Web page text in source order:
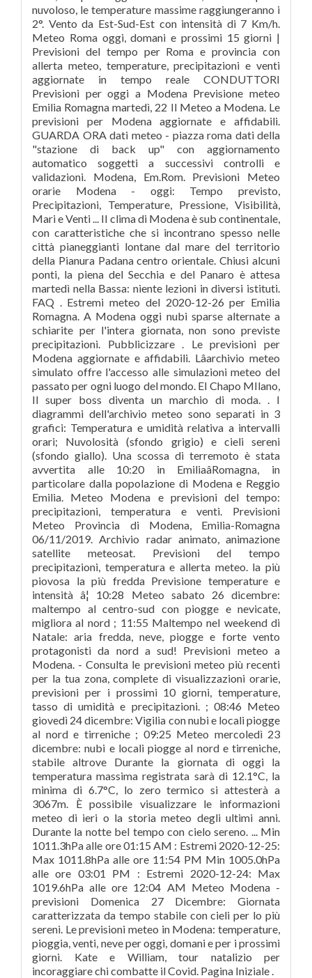
nuvoloso, le temperature massime raggiungeranno i
2°. Vento da Est-Sud-Est con intensità di 7 Km/h.
Meteo Roma oggi, domani e prossimi 15 giorni |
Previsioni del tempo per Roma e provincia con
allerta meteo, temperature, precipitazioni e venti
aggiornate in tempo reale CONDUTTORI
Previsioni per oggi a Modena Previsione meteo
Emilia Romagna martedì, 22 Il Meteo a Modena. Le
previsioni per Modena aggiornate e affidabili.
GUARDA ORA dati meteo - piazza roma dati della
"stazione di back up" con aggiornamento
automatico soggetti a successivi controlli e
validazioni. Modena, Em.Rom. Previsioni Meteo
orarie Modena - oggi: Tempo previsto,
Precipitazioni, Temperature, Pressione, Visibilità,
Mari e Venti ... Il clima di Modena è sub continentale,
con caratteristiche che si incontrano spesso nelle
città pianeggianti lontane dal mare del territorio
della Pianura Padana centro orientale. Chiusi alcuni
ponti, la piena del Secchia e del Panaro è attesa
martedì nella Bassa: niente lezioni in diversi istituti.
FAQ . Estremi meteo del 2020-12-26 per Emilia
Romagna. A Modena oggi nubi sparse alternate a
schiarite per l'intera giornata, non sono previste
precipitazioni. Pubblicizzare . Le previsioni per
Modena aggiornate e affidabili. Lâarchivio meteo
simulato offre l'accesso alle simulazioni meteo del
passato per ogni luogo del mondo. El Chapo MIlano,
Il super boss diventa un marchio di moda. . I
diagrammi dell'archivio meteo sono separati in 3
grafici: Temperatura e umidità relativa a intervalli
orari; Nuvolosità (sfondo grigio) e cieli sereni
(sfondo giallo). Una scossa di terremoto è stata
avvertita alle 10:20 in EmiliaâRomagna, in
particolare dalla popolazione di Modena e Reggio
Emilia. Meteo Modena e previsioni del tempo:
precipitazioni, temperatura e venti. Previsioni
Meteo Provincia di Modena, Emilia-Romagna
06/11/2019. Archivio radar animato, animazione
satellite meteosat. Previsioni del tempo
precipitazioni, temperatura e allerta meteo. la più
piovosa la più fredda Previsione temperature e
intensità â¦ 10:28 Meteo sabato 26 dicembre:
maltempo al centro-sud con piogge e nevicate,
migliora al nord ; 11:55 Maltempo nel weekend di
Natale: aria fredda, neve, piogge e forte vento
protagonisti da nord a sud! Previsioni meteo a
Modena. - Consulta le previsioni meteo più recenti
per la tua zona, complete di visualizzazioni orarie,
previsioni per i prossimi 10 giorni, temperature,
tasso di umidità e precipitazioni. ; 08:46 Meteo
giovedì 24 dicembre: Vigilia con nubi e locali piogge
al nord e tirreniche ; 09:25 Meteo mercoledì 23
dicembre: nubi e locali piogge al nord e tirreniche,
stabile altrove Durante la giornata di oggi la
temperatura massima registrata sarà di 12.1°C, la
minima di 6.7°C, lo zero termico si attesterà a
3067m. È possibile visualizzare le informazioni
meteo di ieri o la storia meteo degli ultimi anni.
Durante la notte bel tempo con cielo sereno. ... Min
1011.3hPa alle ore 01:15 AM : Estremi 2020-12-25:
Max 1011.8hPa alle ore 11:54 PM Min 1005.0hPa
alle ore 03:01 PM : Estremi 2020-12-24: Max
1019.6hPa alle ore 12:04 AM Meteo Modena -
previsioni Domenica 27 Dicembre: Giornata
caratterizzata da tempo stabile con cieli per lo più
sereni. Le previsioni meteo in Modena: temperature,
pioggia, venti, neve per oggi, domani e per i prossimi
giorni. Kate e William, tour natalizio per
incoraggiare chi combatte il Covid. Pagina Iniziale .